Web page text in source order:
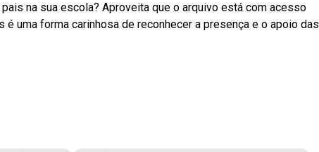
na sua escola? Aproveita que o arquivo está com acesso
uma forma carinhosa de reconhecer a presença e o apoio das